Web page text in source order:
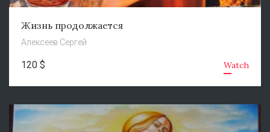
Жизнь продолжается
Алексеев Сергей
120 $ Watch